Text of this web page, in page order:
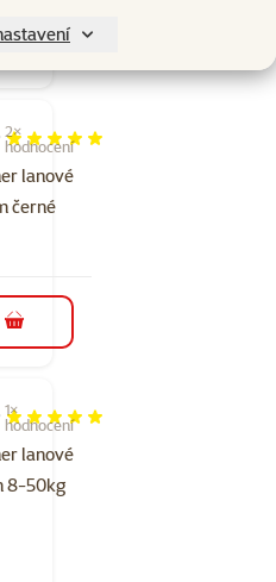
lanové
černé
počet hodnocení: 2
2×
hodnocení
do košíku
lanové
8-50kg
počet hodnocení: 1
1×
hodnocení